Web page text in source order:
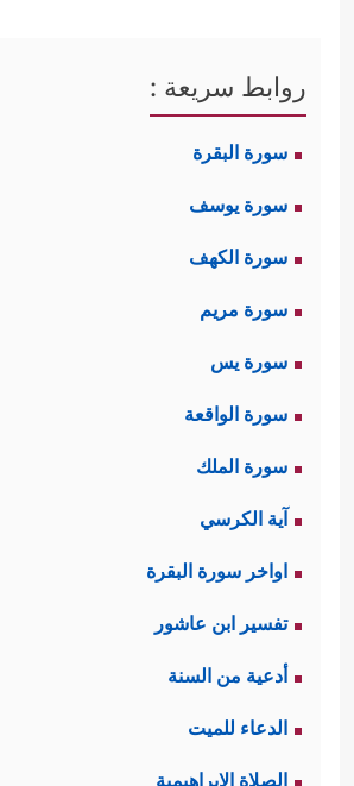
روابط سريعة :
سورة البقرة
سورة يوسف
سورة الكهف
سورة مريم
سورة يس
سورة الواقعة
سورة الملك
آية الكرسي
اواخر سورة البقرة
تفسير ابن عاشور
أدعية من السنة
الدعاء للميت
الصلاة الإبراهيمية